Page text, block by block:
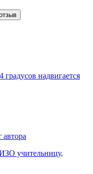
надвигается
учительницу,